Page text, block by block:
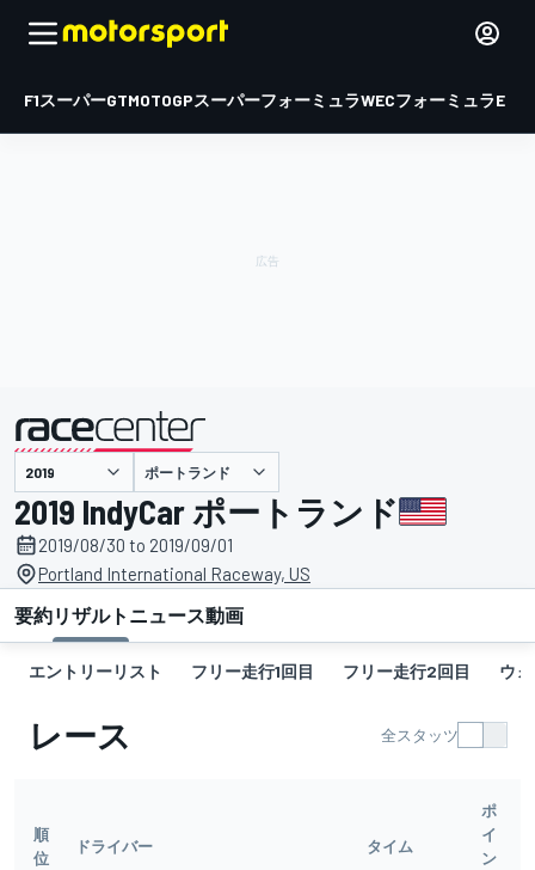
F1スーパーGTMOTOGPスーパーフォーミュラWECフォーミュラE
主催 ポートランド
2019 IndyCar ポートランド
2019/08/30 to 2019/09/01
Portland International Raceway, US
要約リザルト ニュース動画
エントリーリスト フリー走行1回目 フリー走行2回目 ウ
レース 全スタッツ
順
位
ドライバー タイム
ポ
イ
ン